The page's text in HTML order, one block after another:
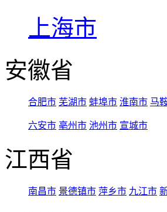
上海市
安徽省
合肥市 芜湖市 蚌埠市 淮南市 马
六安市 亳州市 池州市 宣城市
江西省
南昌市 景德镇市 萍乡市 九江市